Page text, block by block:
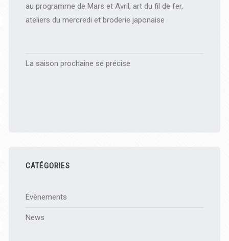
au programme de Mars et Avril, art du fil de fer,
ateliers du mercredi et broderie japonaise
La saison prochaine se précise
CATÉGORIES
Évènements
News